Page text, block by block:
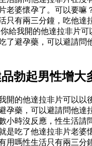
老婆懷孕了。可以要嘛
只有兩三分鐘，吃他
給我開的他達拉非片
了避孕藥，可以避請
勃起男性增大
開的他達拉非片可以
孕藥，可以避請問他
小時沒反應，性生活
是吃了他達拉非片老
用嗎性生活只有兩三